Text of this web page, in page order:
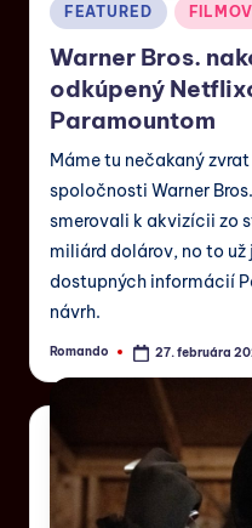
FEATURED
Warner Bros.
odkúpený
Paramountom
Máme tu nečakaný
spoločnosti Warner
smerovali k akvizícii zo
miliárd dolárov, no to
dostupných informácií
návrh.
Romando 27. februára